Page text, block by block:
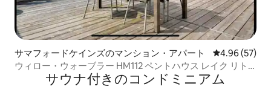
サマフォードケインズのマンション・アパート レビュー57
4.96 (57)
ウィロー・ウォーブラー HM112 ペントハウス レイク リト
リート & スパサウナ付きのコンドミニアム